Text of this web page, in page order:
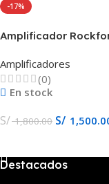
-17%
Amplificador
750×5 Prime
Amplificadores
(0)
En stock
S/1,800.00 S/
Destacados